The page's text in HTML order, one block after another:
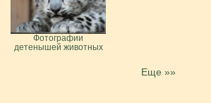
Фотографии
детенышей животных
Еще »»